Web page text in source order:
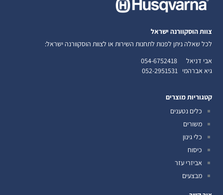
צוות הוסקוורנה ישראל
לכל שאלה ניתן לפנות לתחנות השירות או לצוות הוסקוורנה ישראל:
אבי דניאל 054-6752418
גיא אברהמי 052-2951531
קטגוריות מוצרים
כלים נטענים
משורים
כלי גינון
כיסוח
אביזרי עזר
מבצעים